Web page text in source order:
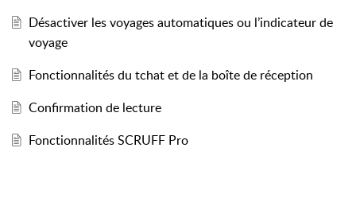
Désactiver les voyages automatiques ou l’indicateur de
voyage
Fonctionnalités du tchat et de la boîte de réception
Confirmation de lecture
Fonctionnalités SCRUFF Pro